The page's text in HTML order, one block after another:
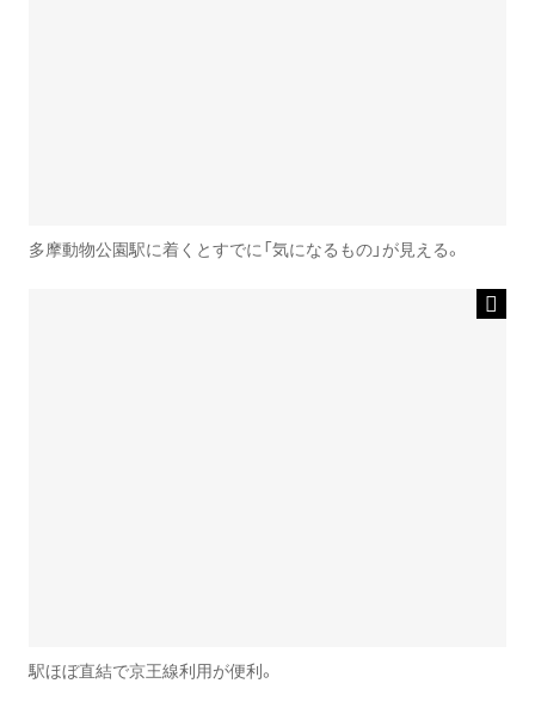
多摩動物公園駅に着くとすでに「気になるもの」が見える。
駅ほぼ直結で京王線利用が便利。